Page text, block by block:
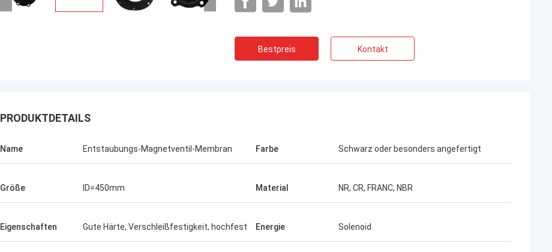
Bestpreis Kontakt
PRODUKTDETAILS
Name Entstaubungs-Magnetventil-Membran Farbe Schwarz oder besonders angefertigt
Größe ID=450mm Material NR, CR, FRANC, NBR
Eigenschaften Gute Härte, Verschleißfestigkeit, hochfest Energie Solenoid